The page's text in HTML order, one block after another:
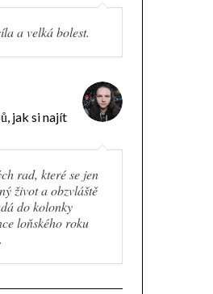
a velká bolest.
jak si najít
rad, které se jen
život a obzvláště
do kolonky
loňského roku